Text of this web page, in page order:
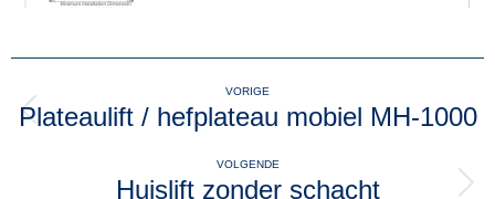
navigatie
VORIGE
Vorig
Plateaulift / hefplateau mobiel MH-1000
VOLGENDE
Volgend
Huislift zonder schacht